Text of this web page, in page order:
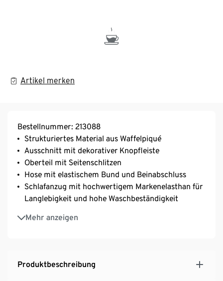
Artikel merken
Bestellnummer: 213088
Strukturiertes Material aus Waffelpiqué
Ausschnitt mit dekorativer Knopfleiste
Oberteil mit Seitenschlitzen
Hose mit elastischem Bund und Beinabschluss
Schlafanzug mit hochwertigem Markenelasthan für
Langlebigkeit und hohe Waschbeständigkeit
Mehr anzeigen
Mit recyceltem Material
Produktbeschreibung